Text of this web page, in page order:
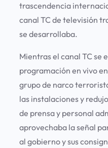
trascendencia
canal TC de televisión
se desarrollaba.
Mientras el canal TC se
programación en vivo
grupo de narco
las instalaciones y
de prensa y personal
aprovechaba la señal
al gobierno y sus